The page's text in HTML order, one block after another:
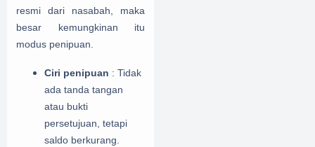
resmi dari nasabah, maka
besar kemungkinan itu
modus penipuan.
Ciri penipuan : Tidak
ada tanda tangan
atau bukti
persetujuan, tetapi
saldo berkurang.